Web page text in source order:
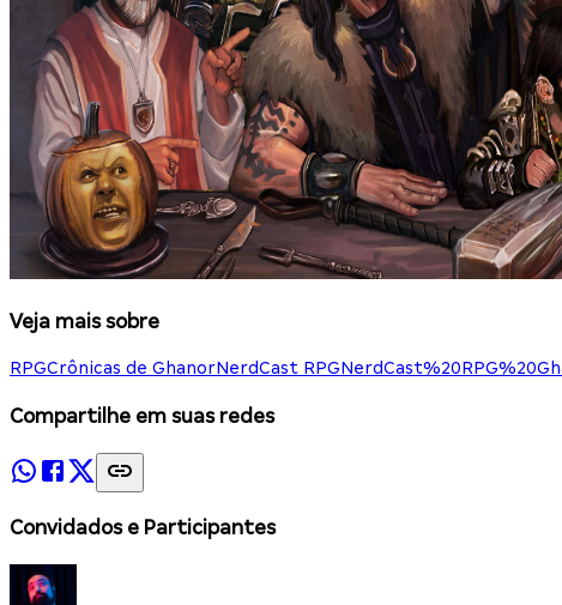
Veja mais sobre
RPGCrônicas de GhanorNerdCast RPG
Compartilhe em suas redes
Convidados e Participantes